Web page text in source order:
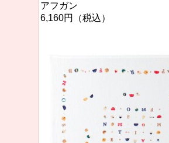
アフガン
6,160円（税込）